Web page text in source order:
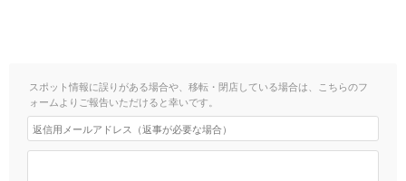
スポット情報に誤りがある場合や、移転・閉店している場合は、こちらのフ
ォームよりご報告いただけると幸いです。